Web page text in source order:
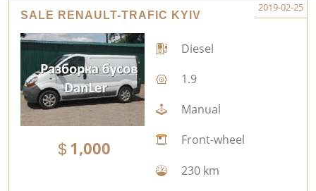
SALE RENAULT-TRAFIC KYIV
2019-02-25
1,000
Diesel
1.9
Manual
Front-wheel
230 km